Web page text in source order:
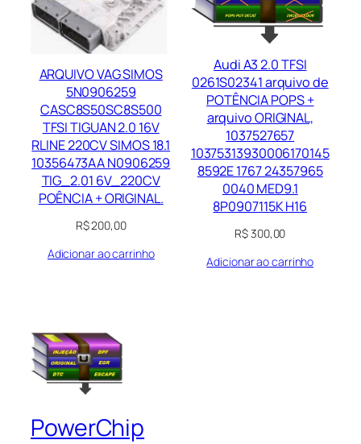
ARQUIVO VAG SIMOS
5N0906259
CASC8S50SC8S500
TFSI TIGUAN 2.0 16V
RLINE 220CV SIMOS 18.1
10356473AA N0906259
TIG_2.01 6V_220CV
POÊNCIA + ORIGINAL.
R$200,00
Adicionar ao carrinho
Audi A3 2.0 TFSI
0261S02341 arquivo de
POTÊNCIA POPS +
arquivo ORIGINAL,
1037527657
10375313930006170145
8592E 1767 24357965
0040 MED9.1
8P0907115K H16
R$300,00
Adicionar ao carrinho
PowerChip